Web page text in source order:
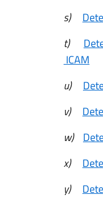
s)
t)
ICAM
u)
v)
w)
x)
y)